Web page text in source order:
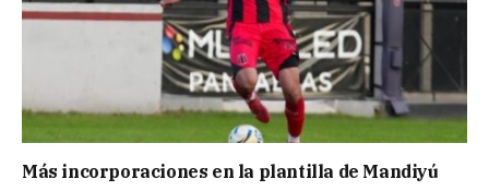
Más incorporaciones en la plantilla de Mandiyú